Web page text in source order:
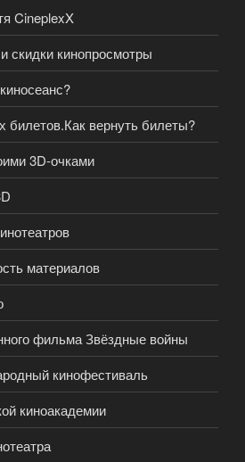
CineplexX
скидки кинопросмотры
билетов.Как вернуть билеты?
3D-очками
материалов
фильма Звёздные войны
кинофестиваль
киноакадемии